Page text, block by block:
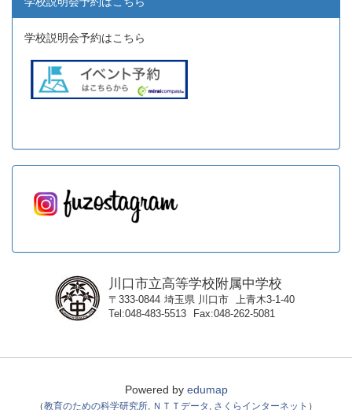
学校説明会予約はこちら
川口市立高等学校附属中学校
〒333-0844 埼玉県 川口市
上青木3-1-40
Tel 048-483-5513 Fax 048-262-5081
Powered by edumap
（教育のための科学研究所, ＮＴＴデータ , さくらインターネット ）